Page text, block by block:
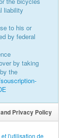
liability
to his or
by federal
by taking
the
Privacy Policy
l'utilisation de